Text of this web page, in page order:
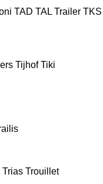
TAD TAL Trailer TKS
Tijhof Tiki
Trias Trouillet